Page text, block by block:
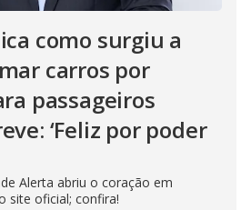
como surgiu a
carros por
passageiros
‘Feliz por poder
Alerta abriu o coração em
site oficial; confira!